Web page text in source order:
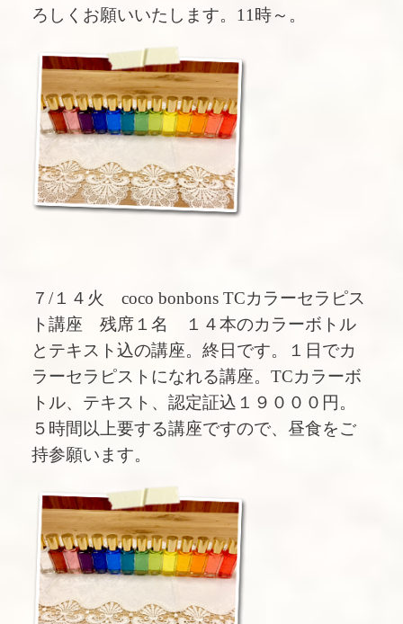
ろしくお願いいたします。11時～。
７/１４火 coco bonbons TCカラーセラピス
ト講座 残席１名 １４本のカラーボトル
とテキスト込の講座。終日です。１日でカ
ラーセラピストになれる講座。TCカラーボ
トル、テキスト、認定証込１９０００円。
５時間以上要する講座ですので、昼食をご
持参願います。